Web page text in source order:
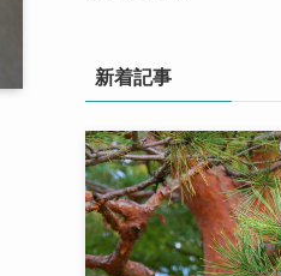
新着記事